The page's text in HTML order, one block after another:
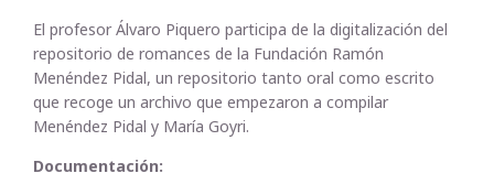
El profesor Álvaro Piquero participa de la digitalización del
repositorio de romances de la Fundación Ramón
Menéndez Pidal, un repositorio tanto oral como escrito
que recoge un archivo que empezaron a compilar
Menéndez Pidal y María Goyri.
Documentación: